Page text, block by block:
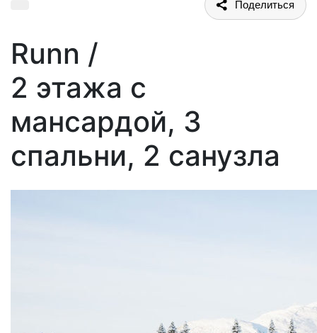
Поделиться
Runn /
2 этажа с
мансардой, 3
спальни, 2 санузла